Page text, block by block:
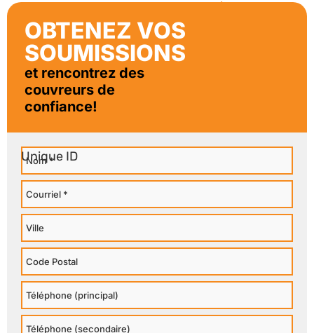
Westmount
OBTENEZ VOS
SOUMISSIONS
et rencontrez des
couvreurs de
confiance!
Nom
Courriel
Ville
Code
Postal
Téléphone
Principal
Téléphone